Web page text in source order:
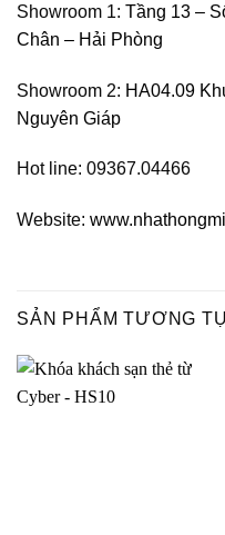
Showroom 1: Tầng 13 –
Chân – Hải Phòng
Showroom 2: HA04.09
Nguyên Giáp
Hot line: 09367.04466
Website:
SẢN PHẨM TƯƠNG